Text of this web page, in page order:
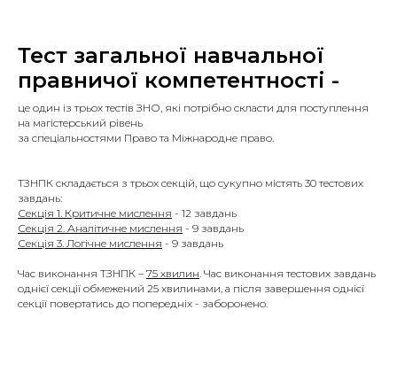
Тест загальної навчальної
правничої компетентності -
це один із трьох тестів ЗНО, які потрібно скласти для поступлення
на магістерський рівень
за спеціальностями Право та Міжнародне право.
ТЗНПК складається з трьох секцій, що сукупно містять 30 тестових
завдань:
Секція 1. Критичне мислення - 12 завдань
Секція 2. Аналітичне мислення - 9 завдань
Секція 3. Логічне мислення - 9 завдань
Час виконання ТЗНПК – 75 хвилин. Час виконання тестових завдань
однієї секції обмежений 25 хвилинами, а після завершення однієї
секції повертатись до попередніх - заборонено.